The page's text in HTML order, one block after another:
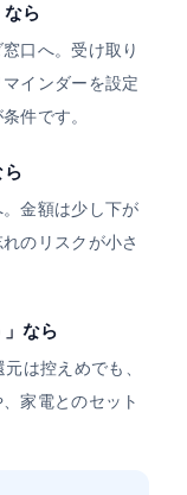
なら
口へ。受け取り
インダーを設定
件です。
ら
金額は少し下が
のリスクが小さ
」なら
は控えめでも、
家電とのセット